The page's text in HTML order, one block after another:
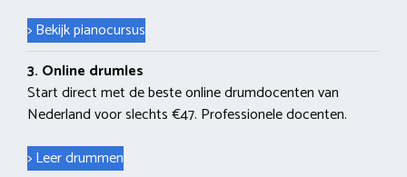
> Bekijk pianocursus
3. Online drumles
Start direct met de beste online drumdocenten van
Nederland voor slechts €47. Professionele docenten.
> Leer drummen